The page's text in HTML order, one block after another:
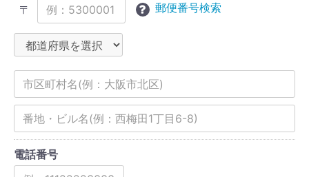
〒
郵便番号検索
電話番号